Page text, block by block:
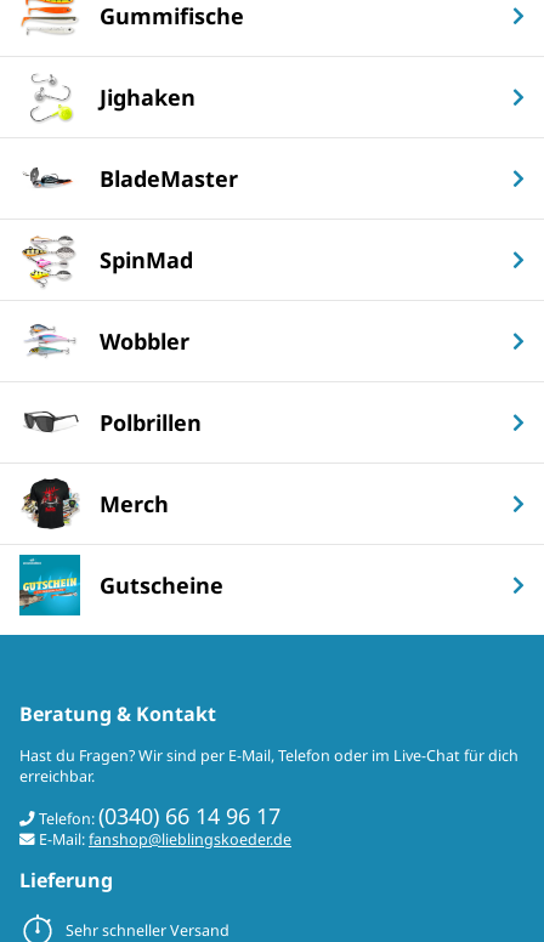
Gummifische
Jighaken
BladeMaster
SpinMad
Wobbler
Polbrillen
Merch
Gutscheine
Beratung & Kontakt
Hast du Fragen? Wir sind per E-Mail, Telefon oder im Live-Chat für dich
erreichbar.
Telefon:(0340) 66 14 96 17
E-Mail:fanshop@lieblingskoeder.de
Lieferung
Sehr schneller Versand